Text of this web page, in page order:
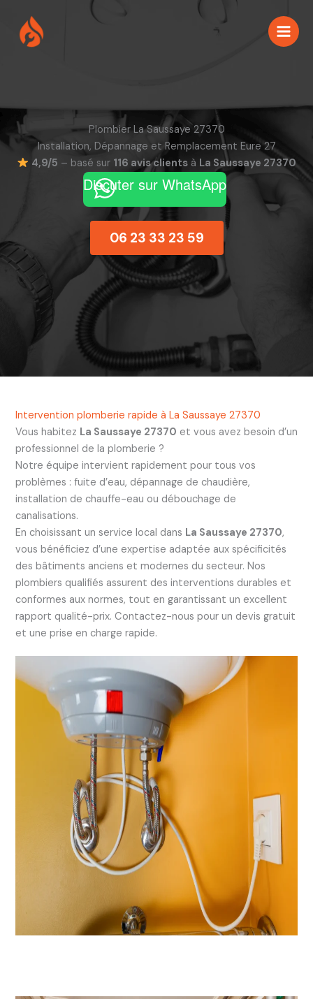
contenu
Plombier La Saussaye 27370
Installation, Dépannage et Remplacement Eure 27
4,9/5 – basé sur 116 avis clientsà La Saussaye 27370
Discuter sur WhatsApp
06 23 33 23 59
Intervention plomberie rapide à La Saussaye 27370
Vous habitez La Saussaye 27370 et vous avez besoin d’un
professionnel de la plomberie ?
Notre équipe intervient rapidement pour tous vos
problèmes : fuite d’eau, dépannage de chaudière,
installation de chauffe-eau ou débouchage de
canalisations.
En choisissant un service local dans La Saussaye 27370,
vous bénéficiez d’une expertise adaptée aux spécificités
des bâtiments anciens et modernes du secteur. Nos
plombiers qualifiés assurent des interventions durables et
conformes aux normes, tout en garantissant un excellent
rapport qualité-prix. Contactez-nous pour un devis gratuit
et une prise en charge rapide.